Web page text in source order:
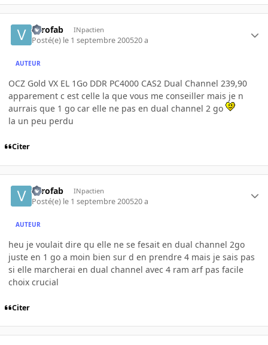
verofab INpactien
Posté(e) le 1 septembre 200520 a
AUTEUR
OCZ Gold VX EL 1Go DDR PC4000 CAS2 Dual Channel 239,90
apparement c est celle la que vous me conseiller mais je n
aurrais que 1 go car elle ne pas en dual channel 2 go
la un peu perdu
Citer
verofab INpactien
Posté(e) le 1 septembre 200520 a
AUTEUR
heu je voulait dire qu elle ne se fesait en dual channel 2go
juste en 1 go a moin bien sur d en prendre 4 mais je sais pas
si elle marcherai en dual channel avec 4 ram arf pas facile
choix crucial
Citer